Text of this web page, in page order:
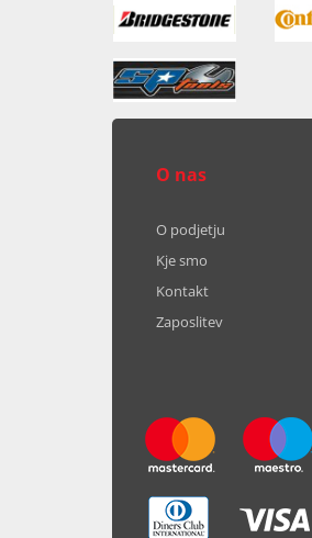
O nas
O podjetju
Kje smo
Kontakt
Zaposlitev